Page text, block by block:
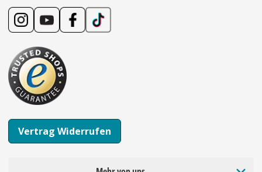
Vertrag Widerrufen